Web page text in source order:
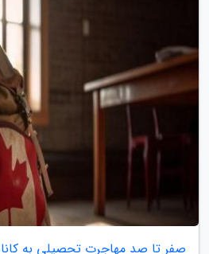
صفر تا صد مهاجرت تحصیلی به